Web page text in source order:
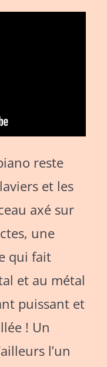
reste
et les
axé sur
une
qui fait
et au métal
puissant et
! Un
l’un